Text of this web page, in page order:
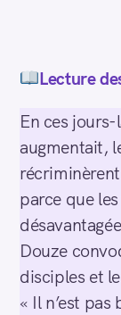
Lecture
En ces
augmentait,
parce que
Douze
disciples et
« Il n’est